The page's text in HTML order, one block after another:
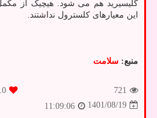
گلیسیرید هم می شود. هیچیک از مکمل
این معیارهای کلسترول نداشتند.
منبع: سلامت
721
1401/08/19
11:09:06